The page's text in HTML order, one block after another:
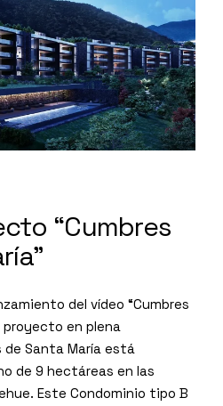
“Cumbres
del vídeo “Cumbres
proyecto en plena
Santa María está
de 9 hectáreas en las
Este Condominio tipo B